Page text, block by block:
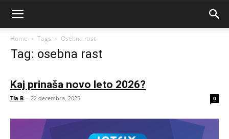
Home Tags Osebna rast
Tag: osebna rast
Kaj prinaša novo leto 2026?
Tia B - 22 decembra, 2025 0